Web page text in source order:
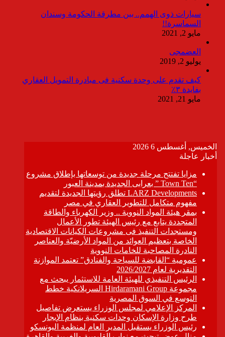
سيارات ذوى الهمم.. بين مطرقة الحكومة وسندان
السماسرة!!
مايو 2, 2021
العضمجى
يوليو 2, 2019
كيف تقدم على وحدة سكنية فى مبادرة التمويل العقاري
بفايدة ٣٪
مايو 21, 2021